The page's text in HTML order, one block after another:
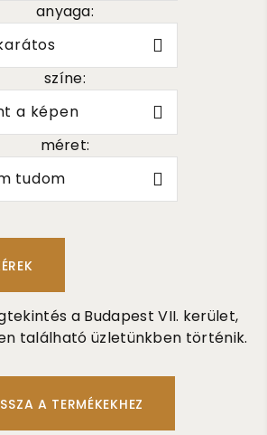
anyaga:
színe:
a képen
méret:
tudom
a Budapest VII. kerület,
található üzletünkben történik.
A TERMÉKEKHEZ